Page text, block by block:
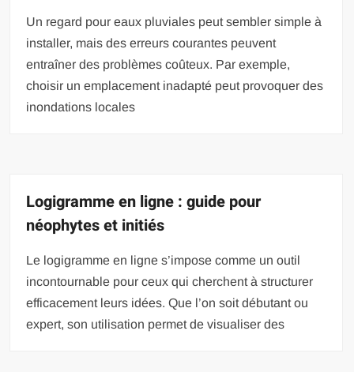
Un regard pour eaux pluviales peut sembler simple à
installer, mais des erreurs courantes peuvent
entraîner des problèmes coûteux. Par exemple,
choisir un emplacement inadapté peut provoquer des
inondations locales
Logigramme en ligne : guide pour
néophytes et initiés
Le logigramme en ligne s’impose comme un outil
incontournable pour ceux qui cherchent à structurer
efficacement leurs idées. Que l’on soit débutant ou
expert, son utilisation permet de visualiser des